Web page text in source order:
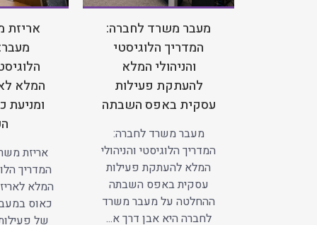
מעבר משרד לחברה:
המדריך הלוגיסטי
והניהולי המלא
להעתקת פעילות
עסקית באפס השבתה
מעבר משרד לחברה:
המדריך הלוגיסטי והניהולי
המלא להעתקת פעילות
עסקית באפס השבתה
ההחלטה על מעבר משרד
לחברה היא אבן דרך א...
אריזת
המלא
ומניעת
אריזת
המדריך
המלא
כאוס
של